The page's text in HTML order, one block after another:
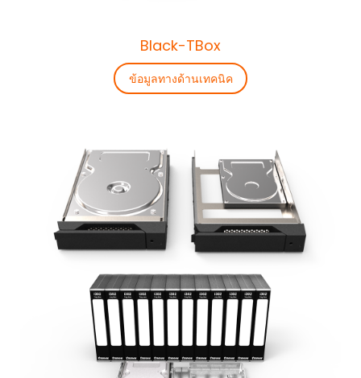
Black-TBox
ข้อมูลทางด้านเทคนิค